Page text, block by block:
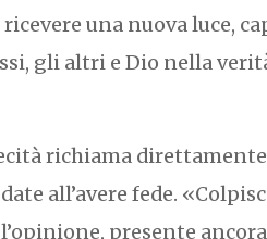
una nuova luce,
gli altri e Dio nella
richiama
all’avere fede.
presente